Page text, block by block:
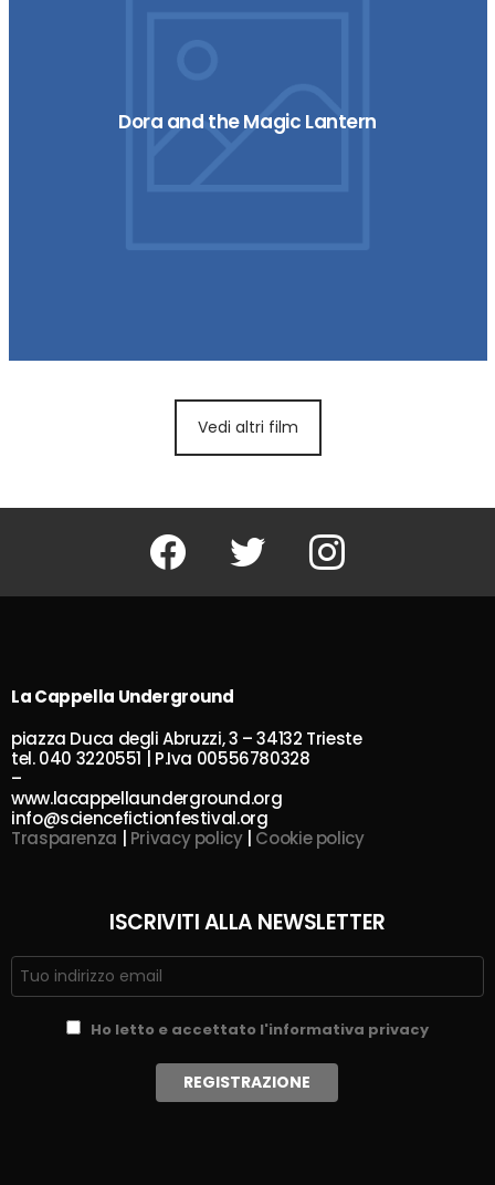
Dora and the Magic Lantern
Vedi altri film
Facebook Twitter Instagram
La Cappella Underground
piazza Duca degli Abruzzi, 3 – 34132 Trieste
tel. 040 3220551 | P.Iva 00556780328
–
www.lacappellaunderground.org
info@sciencefictionfestival.org
Trasparenza | Privacy policy| Cookie policy
ISCRIVITI ALLA NEWSLETTER
Ho letto e accettato l'informativa privacy